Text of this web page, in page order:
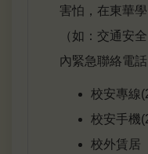
害怕，在東華
（如：交通安
內緊急聯絡電話
校安專線
校安手機
校外賃